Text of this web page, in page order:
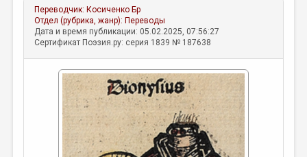
КОММЕНТАРИИ
ЛИТСАЛОН
ПРАВИЛА САЙТА
ОТДЕЛЫ И РУБРИКИ
ИЗБРАННОЕ
Переводчик: Косиченко Бр
Отдел (рубрика, жанр): Переводы
Дата и время публикации: 05.02.2025, 07:56:27
Сертификат Поэзия.ру: серия 1839 № 187638